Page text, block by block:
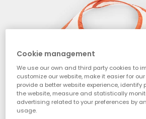
Cookie management
We use our own and third party cookies to
customize our website, make it easier for
provide a better website experience, identify
the website, measure and statistically
advertising related to your preferences by
usage.